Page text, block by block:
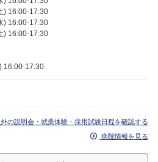
) 16:00-17:30
) 16:00-17:30
) 16:00-17:30
16:00-17:30
の説明会・就業体験・採用試験日程を確認する
病院情報を見る